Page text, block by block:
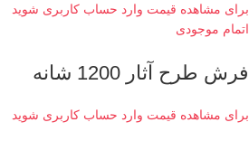
برای مشاهده قیمت وارد حساب کاربری شوید
اتمام موجودی
فرش طرح آثار 1200 شانه
برای مشاهده قیمت وارد حساب کاربری شوید